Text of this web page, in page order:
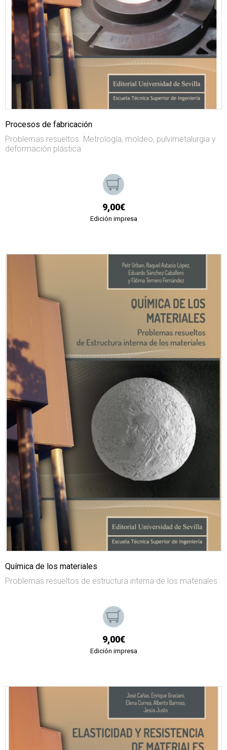
Procesos de fabricación
Problemas resueltos. Metrología, moldeo, pulvimetalurgia y
deformación plástica
9,00€
Edición impresa
Química de los materiales
Problemas resueltos de estructura interna de los materiales
9,00€
Edición impresa